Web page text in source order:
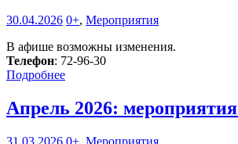
30.04.2026 0+, Мероприятия
В афише возможны изменения.
Телефон: 72-96-30
Подробнее
Апрель 2026: мероприятия
31.03.2026 0+, Мероприятия